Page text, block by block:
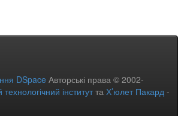
DSpace Авторські права © 2002-
інститутта Х’юлет Пакард -